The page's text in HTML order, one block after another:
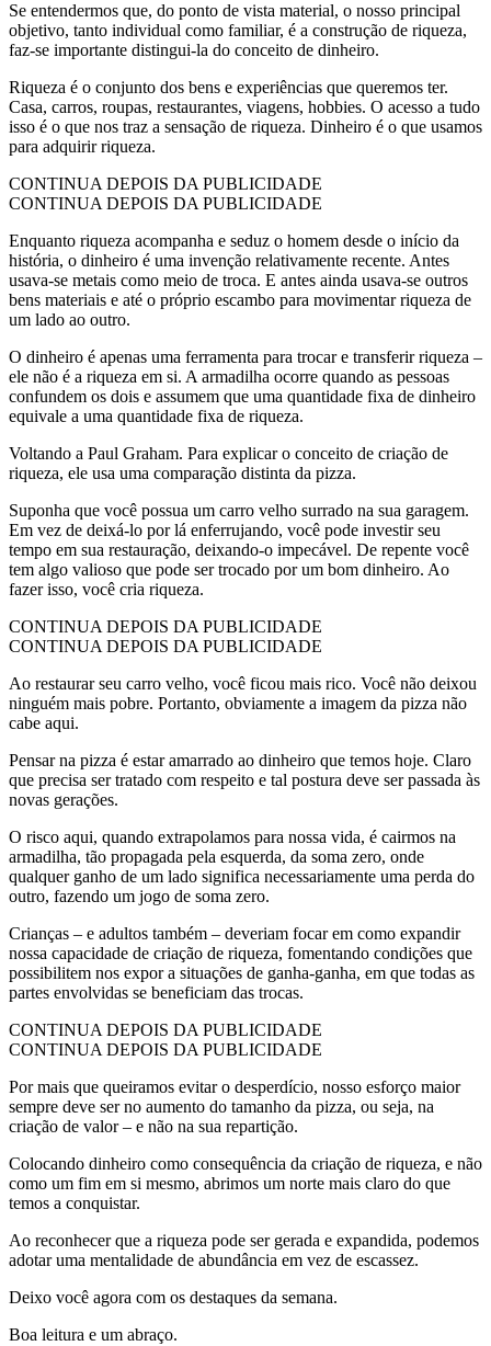
Se entendermos que, do ponto de vista material, o nosso principal
objetivo, tanto individual como familiar, é a construção de riqueza,
faz-se importante distingui-la do conceito de dinheiro.
Riqueza é o conjunto dos bens e experiências que queremos ter.
Casa, carros, roupas, restaurantes, viagens, hobbies. O acesso a tudo
isso é o que nos traz a sensação de riqueza. Dinheiro é o que usamos
para adquirir riqueza.
CONTINUA DEPOIS DA PUBLICIDADE
CONTINUA DEPOIS DA PUBLICIDADE
Enquanto riqueza acompanha e seduz o homem desde o início da
história, o dinheiro é uma invenção relativamente recente. Antes
usava-se metais como meio de troca. E antes ainda usava-se outros
bens materiais e até o próprio escambo para movimentar riqueza de
um lado ao outro.
O dinheiro é apenas uma ferramenta para trocar e transferir riqueza –
ele não é a riqueza em si. A armadilha ocorre quando as pessoas
confundem os dois e assumem que uma quantidade fixa de dinheiro
equivale a uma quantidade fixa de riqueza.
Voltando a Paul Graham. Para explicar o conceito de criação de
riqueza, ele usa uma comparação distinta da pizza.
Suponha que você possua um carro velho surrado na sua garagem.
Em vez de deixá-lo por lá enferrujando, você pode investir seu
tempo em sua restauração, deixando-o impecável. De repente você
tem algo valioso que pode ser trocado por um bom dinheiro. Ao
fazer isso, você cria riqueza.
CONTINUA DEPOIS DA PUBLICIDADE
CONTINUA DEPOIS DA PUBLICIDADE
Ao restaurar seu carro velho, você ficou mais rico. Você não deixou
ninguém mais pobre. Portanto, obviamente a imagem da pizza não
cabe aqui.
Pensar na pizza é estar amarrado ao dinheiro que temos hoje. Claro
que precisa ser tratado com respeito e tal postura deve ser passada às
novas gerações.
O risco aqui, quando extrapolamos para nossa vida, é cairmos na
armadilha, tão propagada pela esquerda, da soma zero, onde
qualquer ganho de um lado significa necessariamente uma perda do
outro, fazendo um jogo de soma zero.
Crianças – e adultos também – deveriam focar em como expandir
nossa capacidade de criação de riqueza, fomentando condições que
possibilitem nos expor a situações de ganha-ganha, em que todas as
partes envolvidas se beneficiam das trocas.
CONTINUA DEPOIS DA PUBLICIDADE
CONTINUA DEPOIS DA PUBLICIDADE
Por mais que queiramos evitar o desperdício, nosso esforço maior
sempre deve ser no aumento do tamanho da pizza, ou seja, na
criação de valor – e não na sua repartição.
Colocando dinheiro como consequência da criação de riqueza, e não
como um fim em si mesmo, abrimos um norte mais claro do que
temos a conquistar.
Ao reconhecer que a riqueza pode ser gerada e expandida, podemos
adotar uma mentalidade de abundância em vez de escassez.
Deixo você agora com os destaques da semana.
Boa leitura e um abraço.